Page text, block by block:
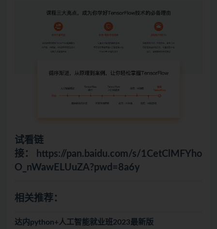
试看链
接：
https://pan.baidu.com/s/1CetClMFYho
O_nWawELUuZA?pwd=8a6y
相关推荐：
达内python+人工智能就业班2023最新版